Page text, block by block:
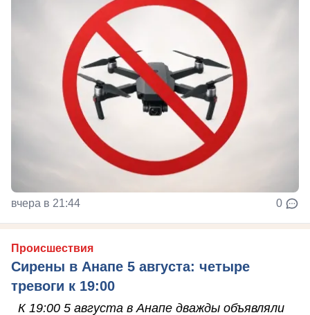
вчера в 21:44 0
Происшествия
Сирены в Анапе 5 августа: четыре
тревоги к 19:00
К 19:00 5 августа в Анапе дважды объявляли